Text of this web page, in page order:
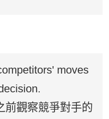
moves
前觀察競爭對手的